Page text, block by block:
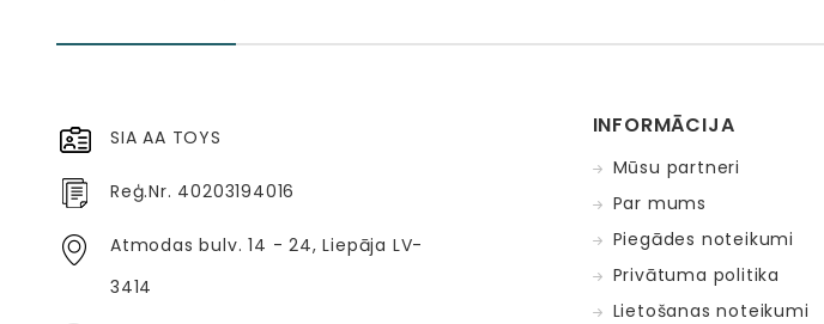
SIA AA TOYS
Reģ.Nr. 40203194016
Atmodas bulv. 14 - 24, Liepāja LV-
3414
INFORMĀCIJA
Mūsu partneri
Par mums
Piegādes noteikumi
Privātuma politika
Lietošanas noteikumi